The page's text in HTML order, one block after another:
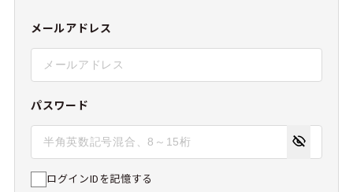
メールアドレス
パスワード
ログインIDを記憶する